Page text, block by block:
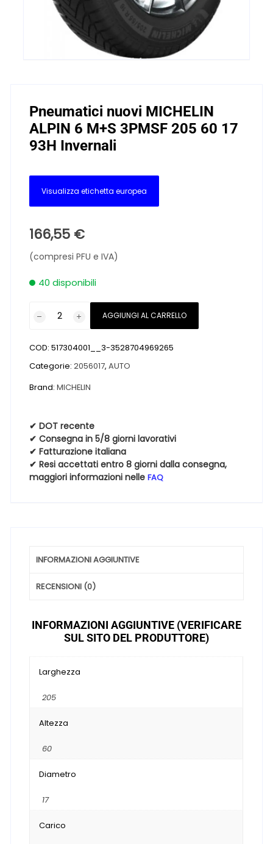
Pneumatici nuovi MICHELIN
ALPIN 6 M+S 3PMSF 205 60 17
93H Invernali
Visualizza etichetta europea
166,55 €
(compresi PFU e IVA)
40 disponibili
ALPIN
6
60
17
93H
Invernali
quantità
AGGIUNGI AL CARRELLO
COD:517304001__3-3528704969265
Categorie:2056017,AUTO
Brand:MICHELIN
✔ DOT recente
✔ Consegna in 5/8 giorni lavorativi
✔ Fatturazione italiana
✔ Resi accettati entro 8 giorni dalla consegna,
maggiori informazioni nelleFAQ
INFORMAZIONI AGGIUNTIVE
RECENSIONI (0)
INFORMAZIONI AGGIUNTIVE (VERIFICARE
SUL SITO DEL PRODUTTORE)
Larghezza
205
Altezza
60
Diametro
17
Carico